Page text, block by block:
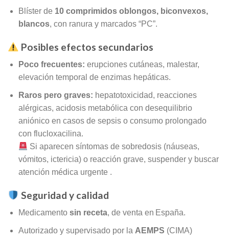
Blíster de 10 comprimidos oblongos, biconvexos,
blancos, con ranura y marcados “PC”.
Posibles efectos secundarios
Poco frecuentes: erupciones cutáneas, malestar,
elevación temporal de enzimas hepáticas.
Raros pero graves: hepatotoxicidad, reacciones
alérgicas, acidosis metabólica con desequilibrio
aniónico en casos de sepsis o consumo prolongado
con flucloxacilina.
Si aparecen síntomas de sobredosis (náuseas,
vómitos, ictericia) o reacción grave, suspender y buscar
atención médica urgente .
Seguridad y calidad
Medicamento sin receta, de venta en España.
Autorizado y supervisado por la AEMPS (CIMA)